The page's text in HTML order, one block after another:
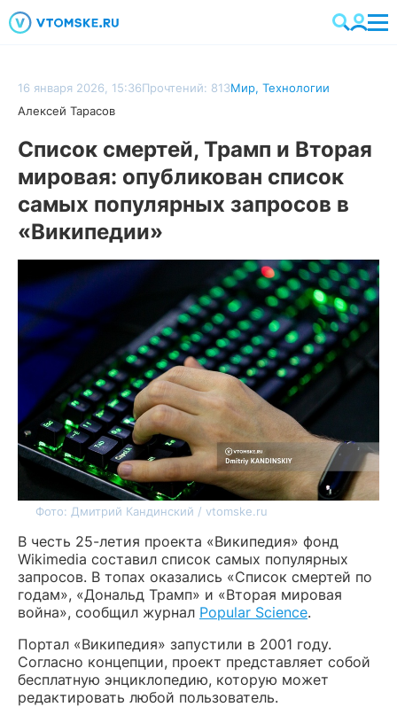
16 января 2026, 15:36Прочтений: 813Мир, Технологии
Алексей Тарасов
Список смертей, Трамп и Вторая
мировая: опубликован список
самых популярных запросов в
«Википедии»
Фото: Дмитрий Кандинский / vtomske.ru
В честь 25-летия проекта «Википедия» фонд
Wikimedia составил список самых популярных
запросов. В топах оказались «Список смертей по
годам», «Дональд Трамп» и «Вторая мировая
война», сообщил журнал Popular Science.
Портал «Википедия» запустили в 2001 году.
Согласно концепции, проект представляет собой
бесплатную энциклопедию, которую может
редактировать любой пользователь.